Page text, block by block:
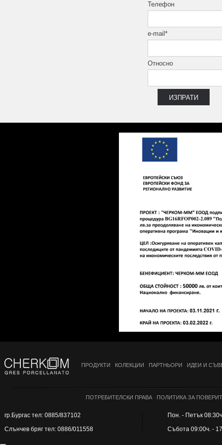
Телефон
e-mail*
Относно
ПРОДУКТИ КОЛЕКЦИИ ПАРТНЬОРИ ИДЕИ И
ПОТРЕБИТЕЛСКИ ПРАВА ПОЛИТИКА ЗА
гр.Бургас тел: 0885/837102
Слънчев бряг тел: 0886/011558
Пон. - Петък
Събота 09:00ч. -